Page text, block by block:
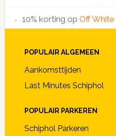
10% korting op Off White
POPULAIR ALGEMEEN
Aankomsttijden
Last Minutes Schiphol
POPULAIR PARKEREN
Schiphol Parkeren